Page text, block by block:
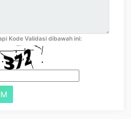
Kode Validasi dibawah ini: